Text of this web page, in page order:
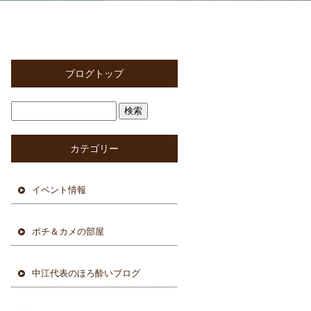
ブログトップ
カテゴリー
イベント情報
ポチ＆カメの部屋
中江代表のほろ酔いブログ